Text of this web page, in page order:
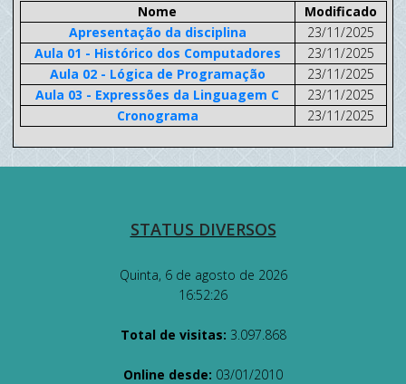
Nome
Modificado
Apresentação da disciplina
23/11/2025
Aula 01 - Histórico dos Computadores
23/11/2025
Aula 02 - Lógica de Programação
23/11/2025
Aula 03 - Expressões da Linguagem C
23/11/2025
Cronograma
23/11/2025
STATUS DIVERSOS
Quinta, 6 de agosto de 2026
16:52:26
Total de visitas: 3.097.868
Online desde: 03/01/2010